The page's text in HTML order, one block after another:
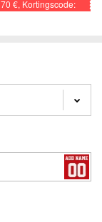
70 €, Kortingscode: